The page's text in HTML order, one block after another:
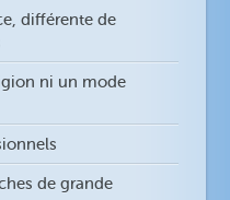
différente de
ni un mode
de grande